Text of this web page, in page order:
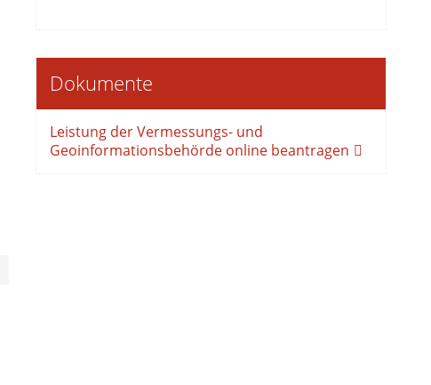
Dokumente
Leistung der Vermessungs- und
Geoinformationsbehörde online beantragen